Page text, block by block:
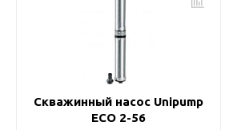
Скважинный насос Unipump
ECO 2-56